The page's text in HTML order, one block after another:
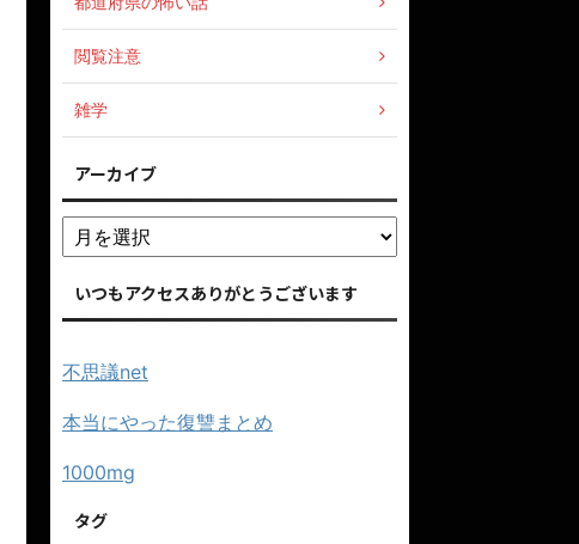
閲覧注意
雑学
アーカイブ
いつもアクセスありがとうございます
不思議net
本当にやった復讐まとめ
1000mg
タグ